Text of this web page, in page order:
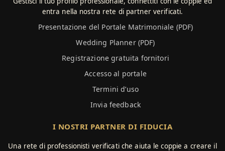
entra nella nostra rete di partner verificati.
Presentazione del Portale Matrimoniale (PDF)
Wedding Planner (PDF)
Registrazione gratuita fornitori
Accesso al portale
Termini d’uso
Invia feedback
I NOSTRI PARTNER DI FIDUCIA
Una rete di professionisti verificati che aiuta le coppie a creare il